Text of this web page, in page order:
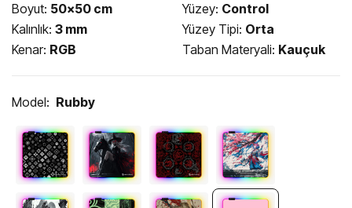
Boyut: 50x50 cm
Kalınlık: 3 mm
Kenar: RGB
Yüzey: Control
Yüzey Tipi: Orta
Taban Materyali: Kauçuk
Model: Rubby